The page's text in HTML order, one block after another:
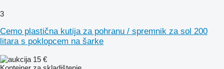
3
Cemo plastična kutija za pohranu / spremnik za sol 200
litara s poklopcem na šarke
15 €